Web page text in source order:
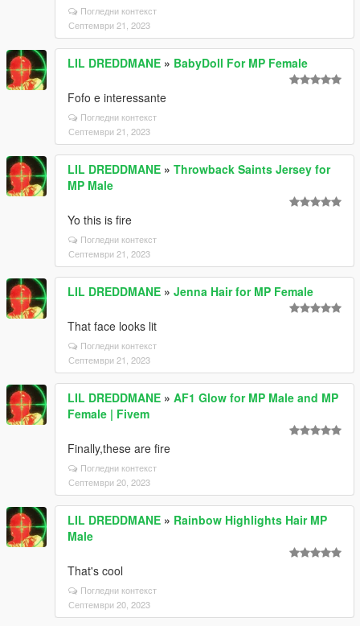
Погледни контекст
Септември 21, 2023
LIL DREDDMANE » BabyDoll For MP Female
Fofo e interessante
Погледни контекст
Септември 21, 2023
LIL DREDDMANE » Throwback Saints Jersey for
MP Male
Yo this is fire
Погледни контекст
Септември 21, 2023
LIL DREDDMANE » Jenna Hair for MP Female
That face looks lit
Погледни контекст
Септември 21, 2023
LIL DREDDMANE » AF1 Glow for MP Male and MP
Female | Fivem
Finally,these are fire
Погледни контекст
Септември 20, 2023
LIL DREDDMANE » Rainbow Highlights Hair MP
Male
That's cool
Погледни контекст
Септември 20, 2023